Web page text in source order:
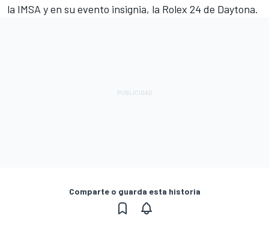
la IMSA y en su evento insignia, la Rolex 24 de Daytona.
Comparte o guarda esta historia